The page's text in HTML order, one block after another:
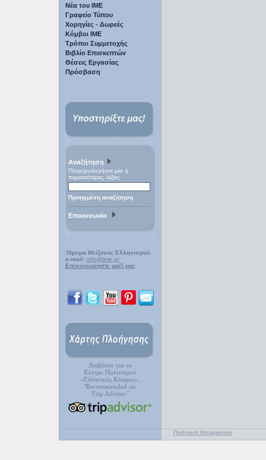
Νέα του ΙΜΕ
Γραφείο Τύπου
Χορηγίες - Δωρεές
Κόμβοι ΙΜΕ
Τρόποι Συμμετοχής
Βιβλίο Επισκεπτών
Θέσεις Εργασίας
Πρόσβαση
Αναζήτηση
Πληκτρολογήστε μία ή
περισσότερες λέξεις
Προηγμένη αναζήτηση
Επικοινωνία
Ίδρυμα Μείζονος Ελληνισμού
e-mail: info@ime.gr
Επικοινωνήστε μαζί μας
Διαβάστε για το
Κέντρο Πολιτισμού
«Ελληνικός Κόσμος»,
"Recommended on
Trip Advisor"
Πολιτική Απορρήτου